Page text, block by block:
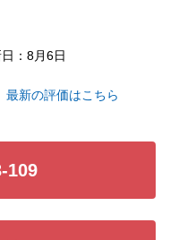
：8月6日
最新の評価はこちら
109